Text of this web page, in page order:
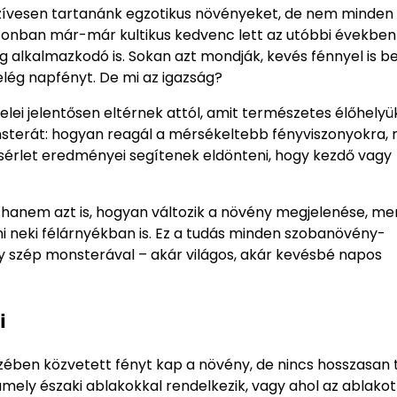
tartanánk egzotikus növényeket, de nem minden
már-már kultikus kedvenc lett az utóbbi
is. Sokan azt mondják, kevés fénnyel is
napfényt. De mi az igazság?
jelentősen eltérnek attól, amit természetes
hogyan reagál a mérsékeltebb fényviszonyokra,
eredményei segítenek eldönteni, hogy kezdő vagy
azt is, hogyan változik a növény megjelenése,
félárnyékban is. Ez a tudás minden szobanövény-
monsterával – akár világos, akár kevésbé napos
közvetett fényt kap a növény, de nincs hosszasan
északi ablakokkal rendelkezik, vagy ahol az